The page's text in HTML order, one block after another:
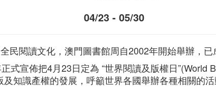
04/23 - 05/30
民閱讀文化，澳門圖書館周自2002年開始舉辦，已
式宣佈把4月23日定為 “世界閱讀及版權日”(World
知識產權的發展，呼籲世界各國舉辦各種相關的